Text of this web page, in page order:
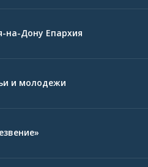
на-Дону Епархия
и молодежи